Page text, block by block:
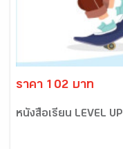
ราคา 102 บาท
หนังสือเรียน LEVEL